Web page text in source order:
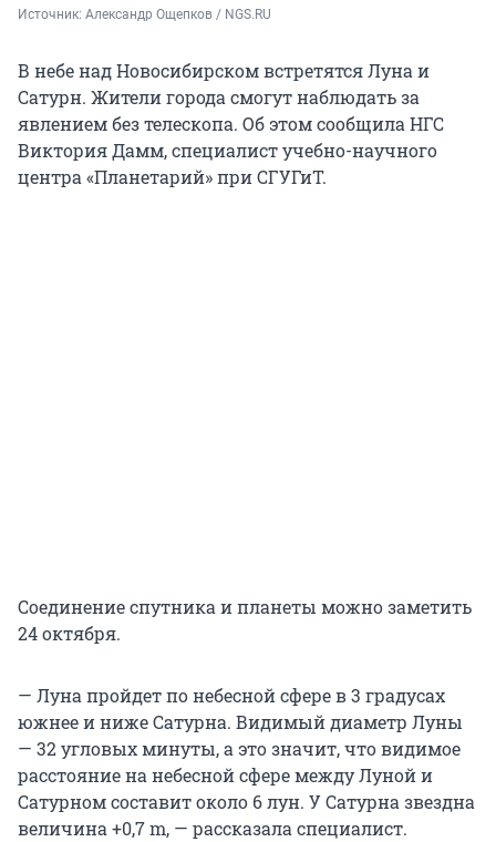
Источник: Александр Ощепков / NGS.RU
В небе над Новосибирском встретятся Луна и
Сатурн. Жители города смогут наблюдать за
явлением без телескопа. Об этом сообщила НГС
Виктория Дамм, специалист учебно-научного
центра «Планетарий» при СГУГиТ.
Соединение спутника и планеты можно заметить
24 октября.
— Луна пройдет по небесной сфере в 3 градусах
южнее и ниже Сатурна. Видимый диаметр Луны
— 32 угловых минуты, а это значит, что видимое
расстояние на небесной сфере между Луной и
Сатурном составит около 6 лун. У Сатурна звездна
величина +0,7 m, — рассказала специалист.